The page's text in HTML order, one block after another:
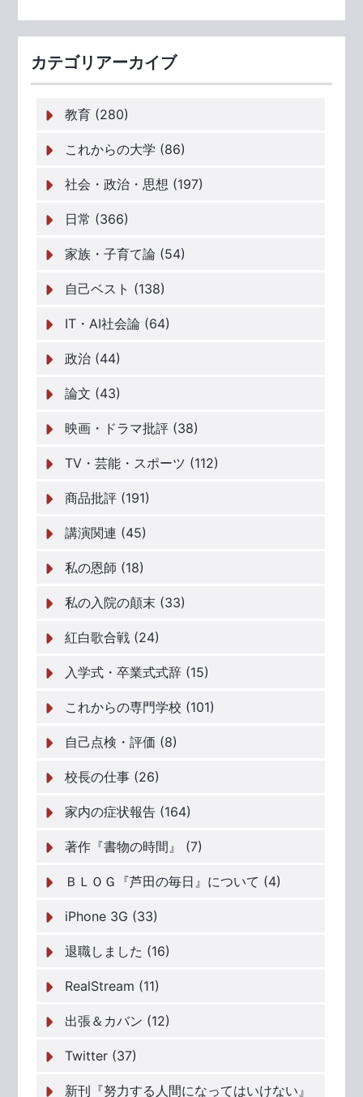
カテゴリアーカイブ
教育 (280)
これからの大学 (86)
社会・政治・思想 (197)
日常 (366)
家族・子育て論 (54)
自己ベスト (138)
IT・AI社会論 (64)
政治 (44)
論文 (43)
映画・ドラマ批評 (38)
TV・芸能・スポーツ (112)
商品批評 (191)
講演関連 (45)
私の恩師 (18)
私の入院の顛末 (33)
紅白歌合戦 (24)
入学式・卒業式式辞 (15)
これからの専門学校 (101)
自己点検・評価 (8)
校長の仕事 (26)
家内の症状報告 (164)
著作『書物の時間』 (7)
ＢＬＯＧ『芦田の毎日』について (4)
iPhone 3G (33)
退職しました (16)
RealStream (11)
出張＆カバン (12)
Twitter (37)
新刊『努力する人間になってはいけない』